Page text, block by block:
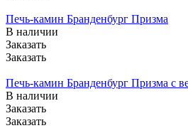
Печь-камин Бранденбург Призма
В наличии
Заказать
Заказать
Печь-камин Бранденбург Призма с
В наличии
Заказать
Заказать